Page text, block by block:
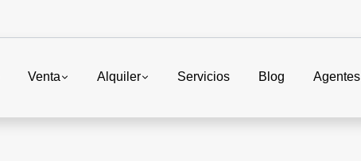
Venta Alquiler Servicios Blog Agentes